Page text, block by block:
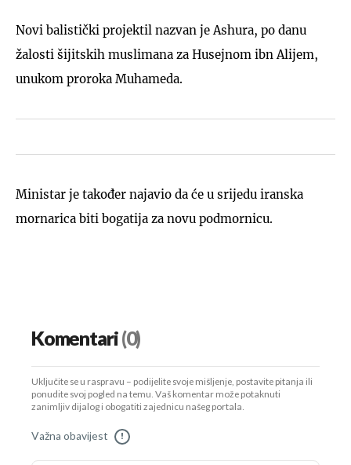
Novi balistički projektil nazvan je Ashura, po danu
žalosti šijitskih muslimana za Husejnom ibn Alijem,
unukom proroka Muhameda.
Ministar je također najavio da će u srijedu iranska
mornarica biti bogatija za novu podmornicu.
Komentari(0)
Uključite se u raspravu – podijelite svoje mišljenje, postavite pitanja ili
ponudite svoj pogled na temu. Vaš komentar može potaknuti
zanimljiv dijalog i obogatiti zajednicu našeg portala.
Važna obavijest !